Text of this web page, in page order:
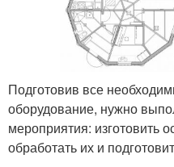
Подготовив все
оборудование, нужно
мероприятия: изготовить
обработать их и